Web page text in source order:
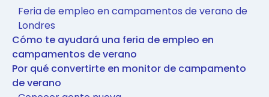
Feria de empleo en campamentos de verano de
Londres
Cómo te ayudará una feria de empleo en
campamentos de verano
Por qué convertirte en monitor de campamento
de verano